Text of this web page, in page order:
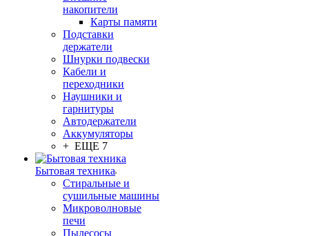
накопители
Карты памяти
Подставки
держатели
Шнурки подвески
Кабели и
переходники
Наушники и
гарнитуры
Автодержатели
Аккумуляторы
+ ЕЩЕ 7
Бытовая техника
Стиральные и
сушильные машины
Микроволновые
печи
Пылесосы